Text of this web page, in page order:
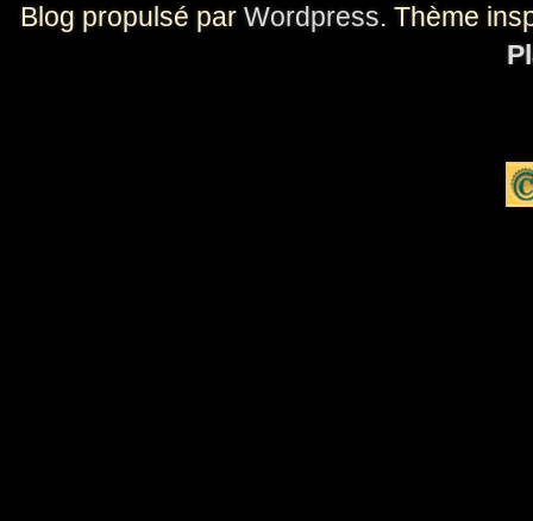
Blog propulsé par Wordpress. Thème